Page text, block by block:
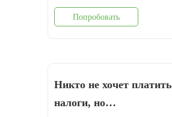
Попробовать
Никто не хочет платить
налоги, но…